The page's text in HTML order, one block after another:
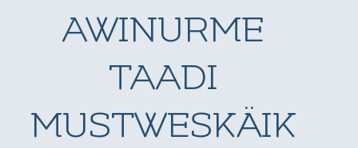
AWINURME
TAADI
MUSTWESKÄIK